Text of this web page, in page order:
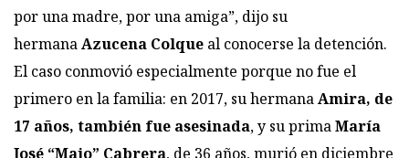
por una madre, por una amiga”, dijo su
hermanaAzucena Colque al conocerse la detención.
El caso conmovió especialmente porque no fue el
primero en la familia: en 2017, su hermanaAmira, de
17 años, también fue asesinada, y su primaMaría
José “Majo” Cabrera, de 36 años, murió en diciembre